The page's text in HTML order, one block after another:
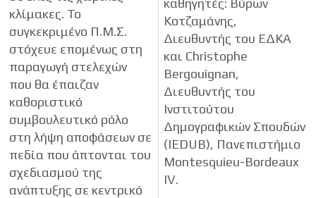
κλίμακες. Το
συγκεκριμένο Π.Μ.Σ.
στόχευε επομένως στη
παραγωγή στελεχών
που θα έπαιζαν
καθοριστικό
συμβουλευτικό ρόλο
στη λήψη αποφάσεων σε
πεδία που άπτονται του
σχεδιασμού της
ανάπτυξης σε κεντρικό
καθηγητές: Βύρων
Κοτζαμάνης,
Διευθυντής του ΕΔΚΑ
και Christophe
Bergouignan,
Διευθυντής του
Ινστιτούτου
Δημογραφικών Σπουδών
(IEDUB), Πανεπιστήμιο
Montesquieu-Bordeaux
IV.